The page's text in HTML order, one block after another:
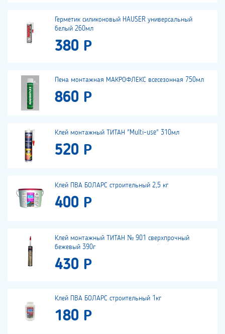
Герметик силиконовый HAUSER универсальный
белый 260мл
380 Р
Пена монтажная МАКРОФЛЕКС всесезонная 750мл
860 Р
Клей монтажный ТИТАН "Multi-use" 310мл
520 Р
Клей ПВА БОЛАРС строительный 2,5 кг
400 Р
Клей монтажный ТИТАН № 901 сверхпрочный
бежевый 390г
430 Р
Клей ПВА БОЛАРС строительный 1кг
180 Р